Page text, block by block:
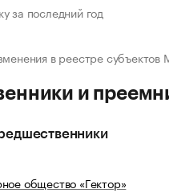
за последний год
в реестре субъектов
и
общество «Гектор»